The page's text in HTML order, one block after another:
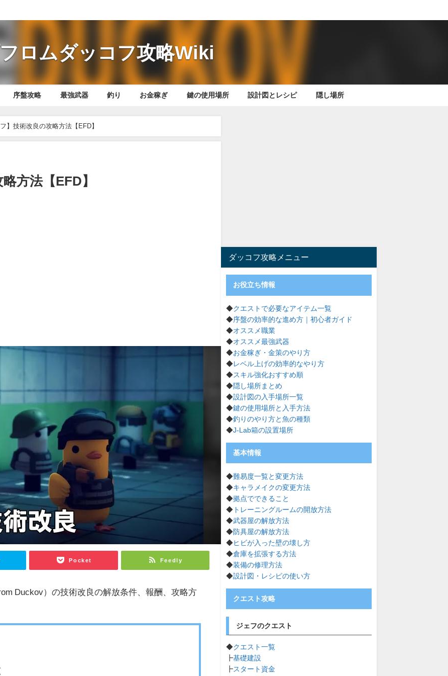
ロムダッコフ攻略Wiki
序盤攻略 最強武器 釣り お金稼ぎ 鍵の使用場所 設計図とレシピ 隠し場所
フ】技術改良の攻略方法【EFD】
方法【EFD】
Pocket Feedly
Duckov）の技術改良の解放条件、報酬、攻略方
ダッコフ攻略メニュー
お役立ち情報
◆クエストで必要なアイテム一覧
◆序盤の効率的な進め方｜初心者ガイド
◆オススメ職業
◆オススメ最強武器
◆お金稼ぎ・金策のやり方
◆レベル上げの効率的なやり方
◆スキル強化おすすめ順
◆隠し場所まとめ
◆設計図の入手場所一覧
◆鍵の使用場所と入手方法
◆釣りのやり方と魚の種類
◆J-Lab箱の設置場所
基本情報
◆難易度一覧と変更方法
◆キャラメイクの変更方法
◆拠点でできること
◆ トレーニングルームの開放方法
◆武器屋の解放方法
◆防具屋の解放方法
◆ヒビが入った壁の壊し方
◆倉庫を拡張する方法
◆装備の修理方法
◆設計図・レシピの使い方
クエスト攻略
ジェフのクエスト
◆クエスト一覧
┣基礎建設
┣スタート資金